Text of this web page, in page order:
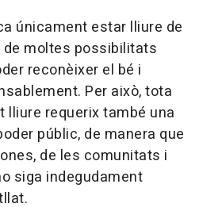
únicament estar lliure de
moltes possibilitats
reconèixer el bé i
Per això, tota
requerix també una
públic, de manera que
de les comunitats i
siga indegudament